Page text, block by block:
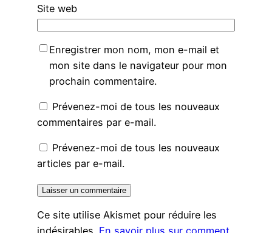
Site web
Enregistrer mon nom, mon e-mail et
mon site dans le navigateur pour mon
prochain commentaire.
Prévenez-moi de tous les nouveaux
commentaires par e-mail.
Prévenez-moi de tous les nouveaux
articles par e-mail.
Ce site utilise Akismet pour réduire les
indésirables. En savoir plus sur comment